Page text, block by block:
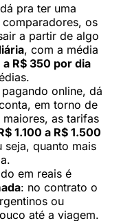
pra ter uma
os
a partir de algo
, com a média
a R$ 350 por dia
online, dá
em torno de
as tarifas
1.100 a R$ 1.500
quanto mais
em reais é
: no contrato o
ou
até a viagem.